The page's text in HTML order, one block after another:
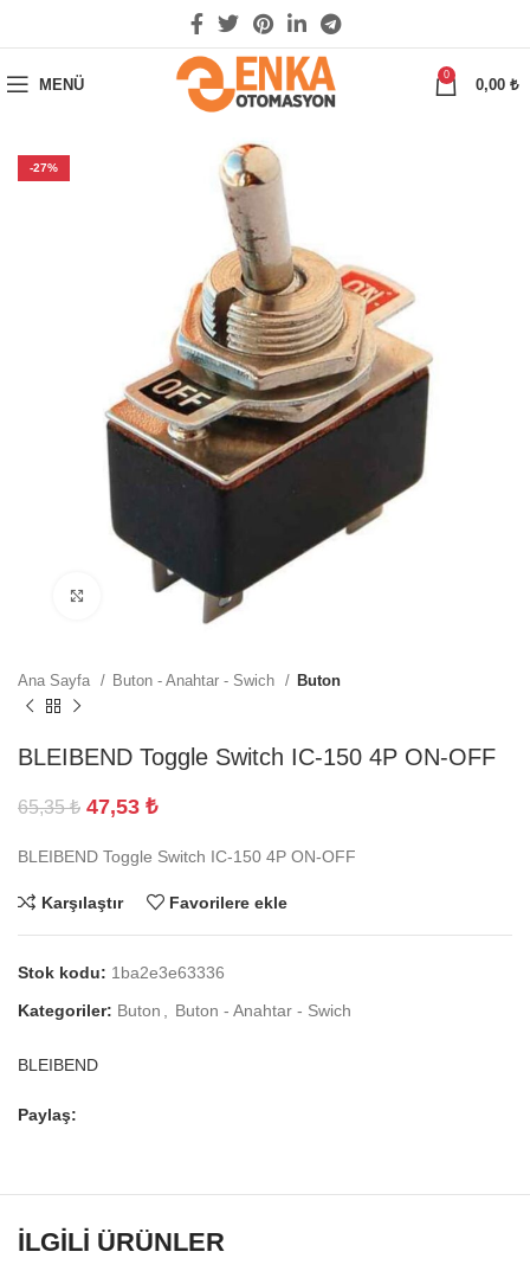
MENÜ
0
0,00 ₺
-27%
Büyütmek için tıklayın
Ana Sayfa Buton - Anahtar - Swich Buton
BLEIBEND Toggle Switch IC-150 4P ON-OFF
65,35₺ 47,53 ₺
BLEIBEND Toggle Switch IC-150 4P ON-OFF
Karşılaştır Favorilere ekle
Stok kodu: 1ba2e3e63336
Kategoriler: Buton Buton - Anahtar - Swich
BLEIBEND
Paylaş:
İLGILI ÜRÜNLER